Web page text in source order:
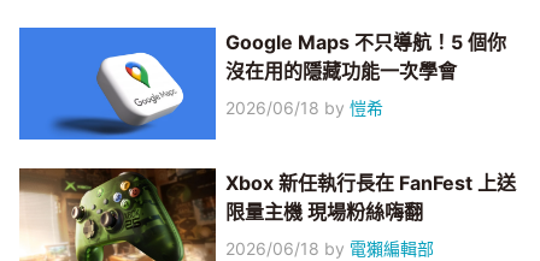
Google Maps 不只導航！5 個你
沒在用的隱藏功能一次學會
2026/06/18 by愷希
Xbox 新任執行長在 FanFest 上送
限量主機 現場粉絲嗨翻
2026/06/18 by 電獺編輯部